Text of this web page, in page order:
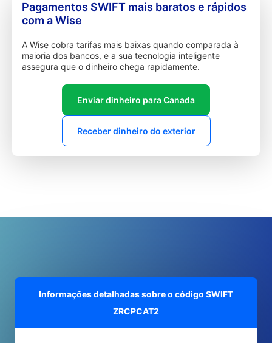
Pagamentos SWIFT mais baratos e rápidos
com a Wise
A Wise cobra tarifas mais baixas quando comparada à
maioria dos bancos, e a sua tecnologia inteligente
assegura que o dinheiro chega rapidamente.
Enviar dinheiro para Canada
Receber dinheiro do exterior
Informações detalhadas sobre o código SWIFT
ZRCPCAT2